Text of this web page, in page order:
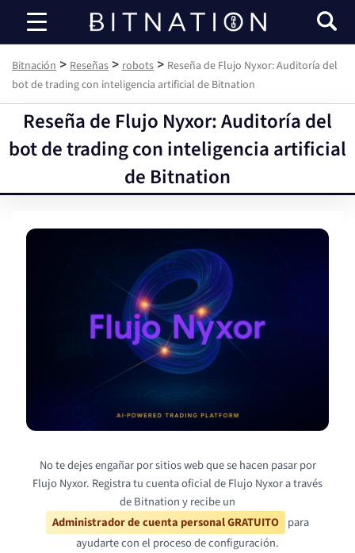
Bitnación
Bitnación > Reseñas > robots > Reseña de Flujo Nyxor: Auditoría del
bot de trading con inteligencia artificial de Bitnation
Reseña de Flujo Nyxor: Auditoría del
bot de trading con inteligencia artificial
de Bitnation
No te dejes engañar por sitios web que se hacen pasar por
Flujo Nyxor. Registra tu cuenta oficial de Flujo Nyxor a través
de Bitnation y recibe un
Administrador de cuenta personal GRATUITO para
ayudarte con el proceso de configuración.